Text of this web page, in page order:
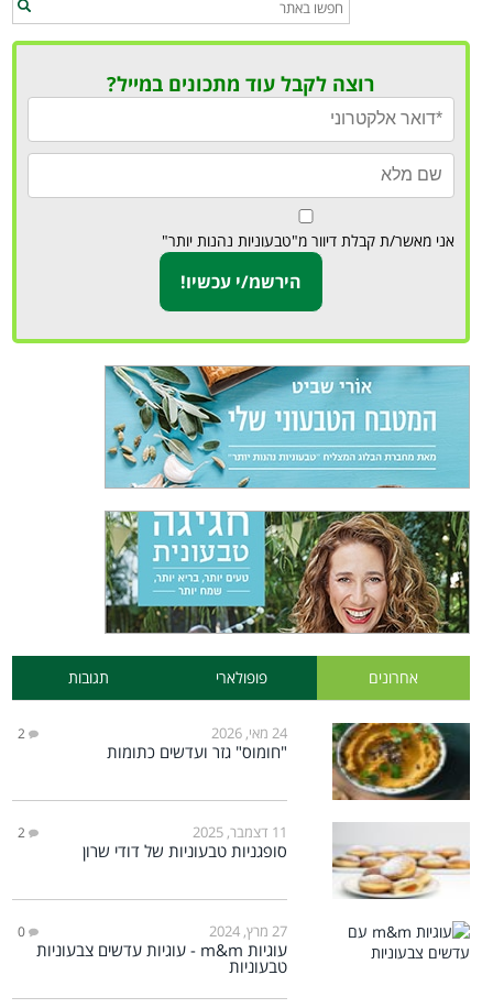
רוצה לקבל עוד מתכונים במייל?
אני מאשר/ת קבלת דיוור מ"טבעוניות נהנות יותר"
אחרונים פופולארי תגובות
24 מאי, 2026 2
"חומוס" גזר ועדשים כתומות
11 דצמבר, 2025 2
סופגניות טבעוניות של דודי שרון
27 מרץ, 2024 0
עוגיות m&m - עוגיות עדשים צבעוניות
טבעוניות